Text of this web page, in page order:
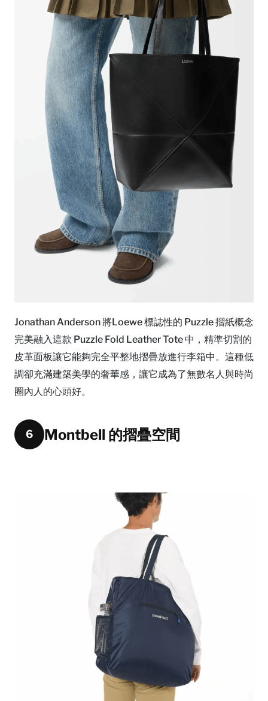
Jonathan Anderson 將Loewe 標誌性的 Puzzle 摺紙概念
完美融入這款 Puzzle Fold Leather Tote 中，精準切割的
皮革面板讓它能夠完全平整地摺疊放進行李箱中。這種低
調卻充滿建築美學的奢華感，讓它成為了無數名人與時尚
圈內人的心頭好。
6 Montbell 的摺疊空間